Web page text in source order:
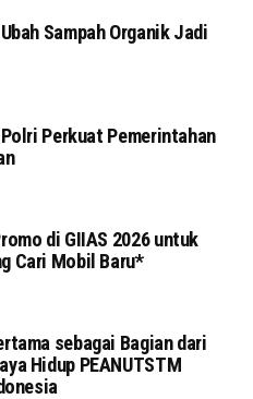
Sampah Organik Jadi
Perkuat Pemerintahan
di GIIAS 2026 untuk
Cari Mobil Baru*
sebagai Bagian dari
Hidup PEANUTSTM